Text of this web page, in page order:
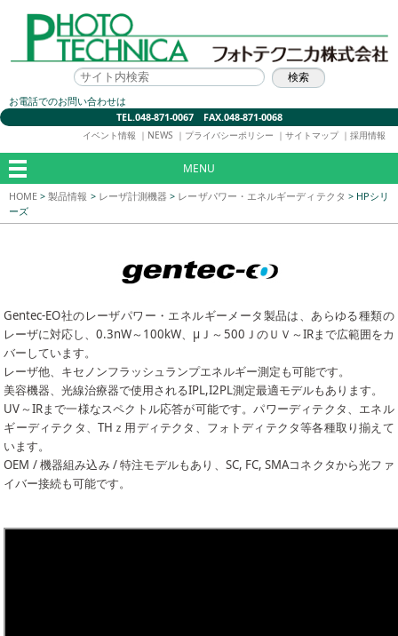
お電話でのお問い合わせは
TEL.048-871-0067 FAX.048-871-0068
イベント情報 ｜ NEWS ｜ プライバシーポリシー ｜ サイトマップ ｜ 採用情報
MENU
HOME >製品情報 > レーザ計測機器 > レーザパワー・エネルギーディテクタ > HPシリ
ーズ
Gentec-EO社のレーザパワー・エネルギーメータ製品は、あらゆる種類の
レーザに対応し、0.3nW～100kW、μＪ～500ＪのＵＶ～IRまで広範囲をカ
バーしています。
レーザ他、キセノンフラッシュランプエネルギー測定も可能です。
美容機器、光線治療器で使用されるIPL,I2PL測定最適モデルもあります。
UV～IRまで一様なスペクトル応答が可能です。パワーディテクタ、エネル
ギーディテクタ、THｚ用ディテクタ、フォトディテクタ等各種取り揃えて
います。
OEM / 機器組み込み / 特注モデルもあり、SC, FC, SMAコネクタから光ファ
イバー接続も可能です。